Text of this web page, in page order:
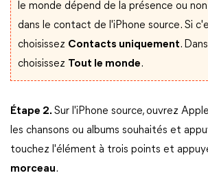
le monde dépend de la présence ou
dans le contact de l'iPhone source. Si
choisissez Contacts uniquement.
choisissez Tout le monde.
Étape 2. Sur l'iPhone source, ouvrez
les chansons ou albums souhaités et
touchez l'élément à trois points et
morceau.